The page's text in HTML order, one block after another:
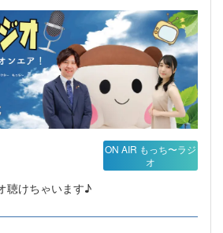
聴けちゃいます♪
ON AIR もっち〜ラジ
オ